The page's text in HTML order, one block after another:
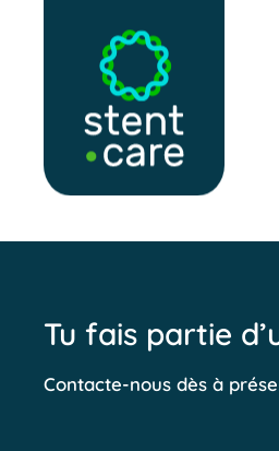
Tu fais partie
Contacte-nous dès à